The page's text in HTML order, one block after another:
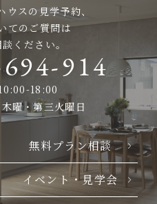
ウスの見学予約、
てのご質問は
ください。
914
18:00
曜・第三火曜日
無料プラン相談
イベント・見学会